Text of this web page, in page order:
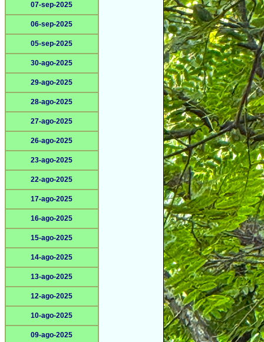
07-sep-2025
06-sep-2025
05-sep-2025
30-ago-2025
29-ago-2025
28-ago-2025
27-ago-2025
26-ago-2025
23-ago-2025
22-ago-2025
17-ago-2025
16-ago-2025
15-ago-2025
14-ago-2025
13-ago-2025
12-ago-2025
10-ago-2025
09-ago-2025